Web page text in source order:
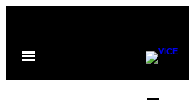
contenido
Abrir